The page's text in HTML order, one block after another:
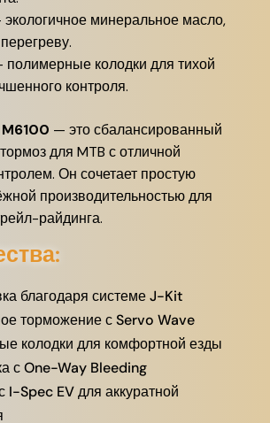
минеральное масло,
полимерные колодки для тихой
контроля.
— это сбалансированный
для MTB с отличной
Он сочетает простую
производительностью для
райдинга.
благодаря системе J-Kit
торможение с Servo Wave
колодки для комфортной езды
с One-Way Bleeding
I-Spec EV для аккуратной